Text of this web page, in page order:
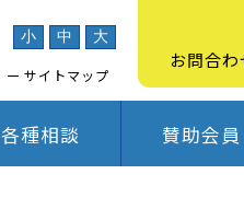
小 中 大
サイトマップ
お問合わ
各種相談 賛助会員